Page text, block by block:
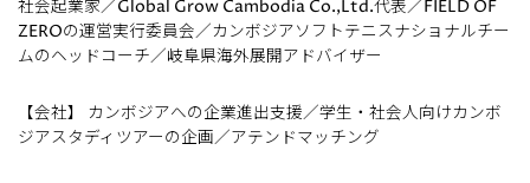
社会起業家／Global Grow Cambodia Co.,Ltd.代表／FIELD OF
ZEROの運営実行委員会／カンボジアソフトテニスナショナルチー
ムのヘッドコーチ／岐阜県海外展開アドバイザー
【会社】 カンボジアへの企業進出支援／学生・社会人向けカンボ
ジアスタディツアーの企画／アテンドマッチング